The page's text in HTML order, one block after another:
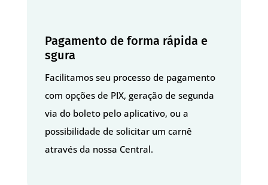
Pagamento de forma rápida e
sgura
Facilitamos seu processo de pagamento
com opções de PIX, geração de segunda
via do boleto pelo aplicativo, ou a
possibilidade de solicitar um carnê
através da nossa Central.